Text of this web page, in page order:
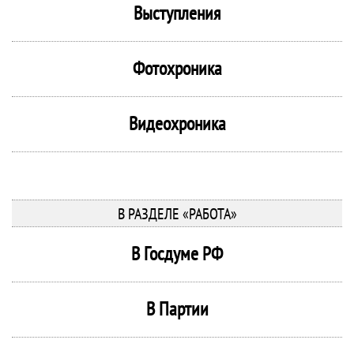
Выступления
Фотохроника
Видеохроника
В РАЗДЕЛЕ «РАБОТА»
В Госдуме РФ
В Партии